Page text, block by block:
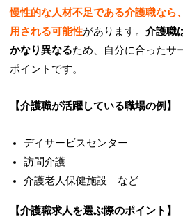
慢性的な人材不足である介護職なら
用される可能性があります。介護職
かなり異なるため、自分に合ったサ
ポイントです。
【介護職が活躍している職場の例】
デイサービスセンター
訪問介護
介護老人保健施設 など
【介護職求人を選ぶ際のポイント】